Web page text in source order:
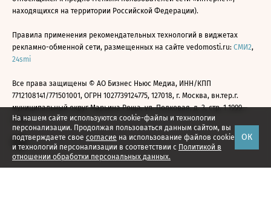
На нашем сайте используются cookie-файлы и технологии
персонализации. Продолжая пользоваться данным сайтом, вы
подтверждаете свое согласие на использование файлов cookie
и технологий персонализации в соответствии с Политикой в
отношении обработки персональных данных.
ОК
находящихся на территории Российской Федерации).
Правила применения рекомендательных технологий в виджетах
рекламно-обменной сети, размещенных на сайте vedomosti.ru: СМИ2,
24smi
Все права защищены © АО Бизнес Ньюс Медиа, ИНН/КПП
7712108141/771501001, ОГРН 1027739124775, 127018, г. Москва, вн.тер.г.
муниципальный округ Марьина Роща, ул. Полковая, д. 3, стр. 1 1999—
2026